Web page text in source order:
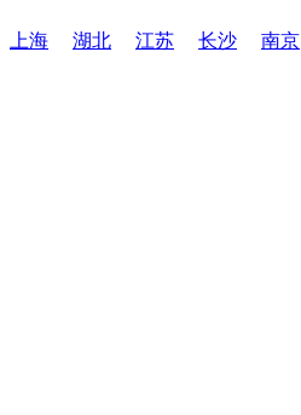
上海 湖北 江苏 长沙 南京